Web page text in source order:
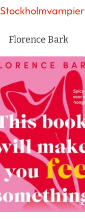
Stockholmvampier
Florence Bark